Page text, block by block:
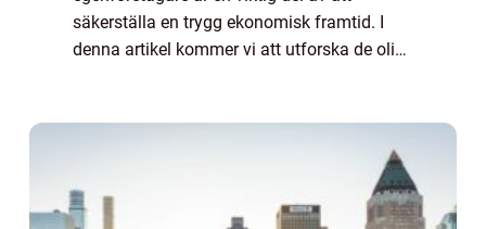
säkerställa en trygg ekonomisk framtid. I
denna artikel kommer vi att utforska de olika